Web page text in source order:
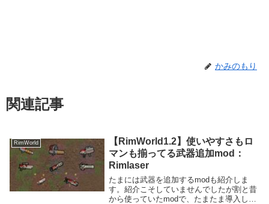
かみのもり
関連記事
RimWorld
【RimWorld1.2】使いやすさもロ
マンも揃ってる武器追加mod：
Rimlaser
たまには武器を追加するmodも紹介しま
す。紹介こそしていませんでしたが割と昔
から使っていたmodで、たまたま導入した